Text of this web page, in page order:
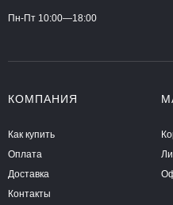
Пн-Пт 10:00—18:00
КОМПАНИЯ
Как купить
Оплата
Доставка
Контакты